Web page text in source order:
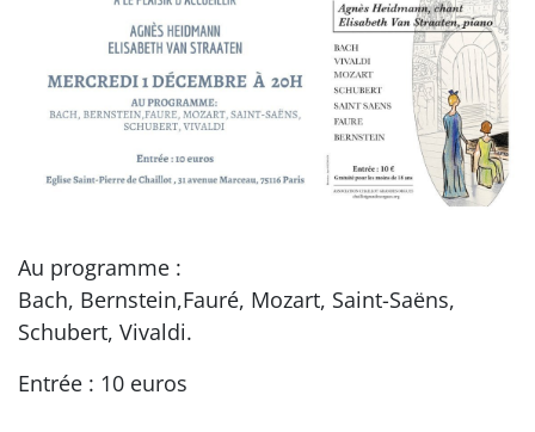
Au programme :
Bach, Bernstein,Fauré, Mozart, Saint-Saëns,
Schubert, Vivaldi.
Entrée : 10 euros